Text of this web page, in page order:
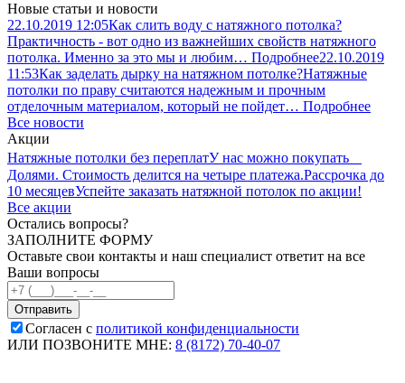
Новые статьи и новости
22.10.2019 12:05Как слить воду с натяжного потолка?
Практичность - вот одно из важнейших свойств натяжного
потолка. Именно за это мы и любим… Подробнее22.10.2019
11:53Как заделать дырку на натяжном потолке?Натяжные
потолки по праву считаются надежным и прочным
отделочным материалом, который не пойдет… Подробнее
Все новости
Акции
Натяжные потолки без переплатУ нас можно покупать
Долями. Стоимость делится на четыре платежа.Рассрочка до
10 месяцевУспейте заказать натяжной потолок по акции!
Все акции
Остались вопросы?
ЗАПОЛНИТЕ ФОРМУ
Оставьте свои контакты и наш специалист ответит на все
Ваши вопросы
Согласен с политикой конфиденциальности
ИЛИ ПОЗВОНИТЕ МНЕ: 8 (8172) 70-40-07